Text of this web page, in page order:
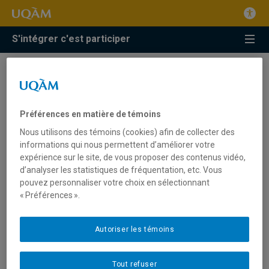
S'intégrer c'est participer
Dévoilement du rapport de
recherche et des
recommandations
on
Préférences en matière de témoins
Nous utilisons des témoins (cookies) afin de collecter des
informations qui nous permettent d’améliorer votre
expérience sur le site, de vous proposer des contenus vidéo,
d’analyser les statistiques de fréquentation, etc. Vous
pouvez personnaliser votre choix en sélectionnant
« Préférences ».
Tout refuser
Autoriser les témoins